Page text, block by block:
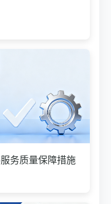
务质量保障措施